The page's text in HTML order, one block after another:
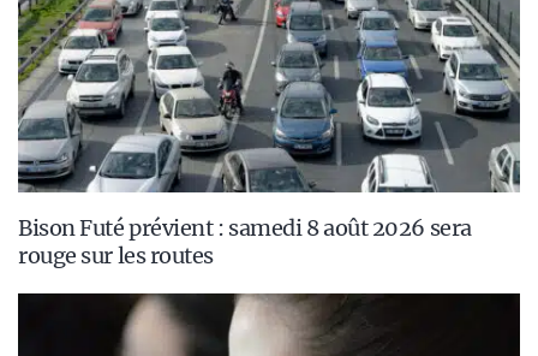
Bison Futé prévient : samedi 8 août 2026 sera
rouge sur les routes